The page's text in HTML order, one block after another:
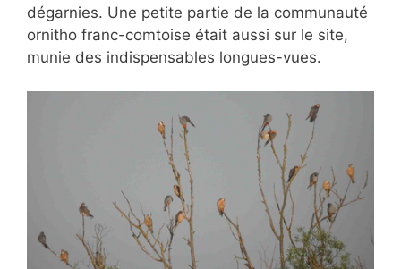
dégarnies. Une petite partie de la communauté
ornitho franc-comtoise était aussi sur le site,
munie des indispensables longues-vues.